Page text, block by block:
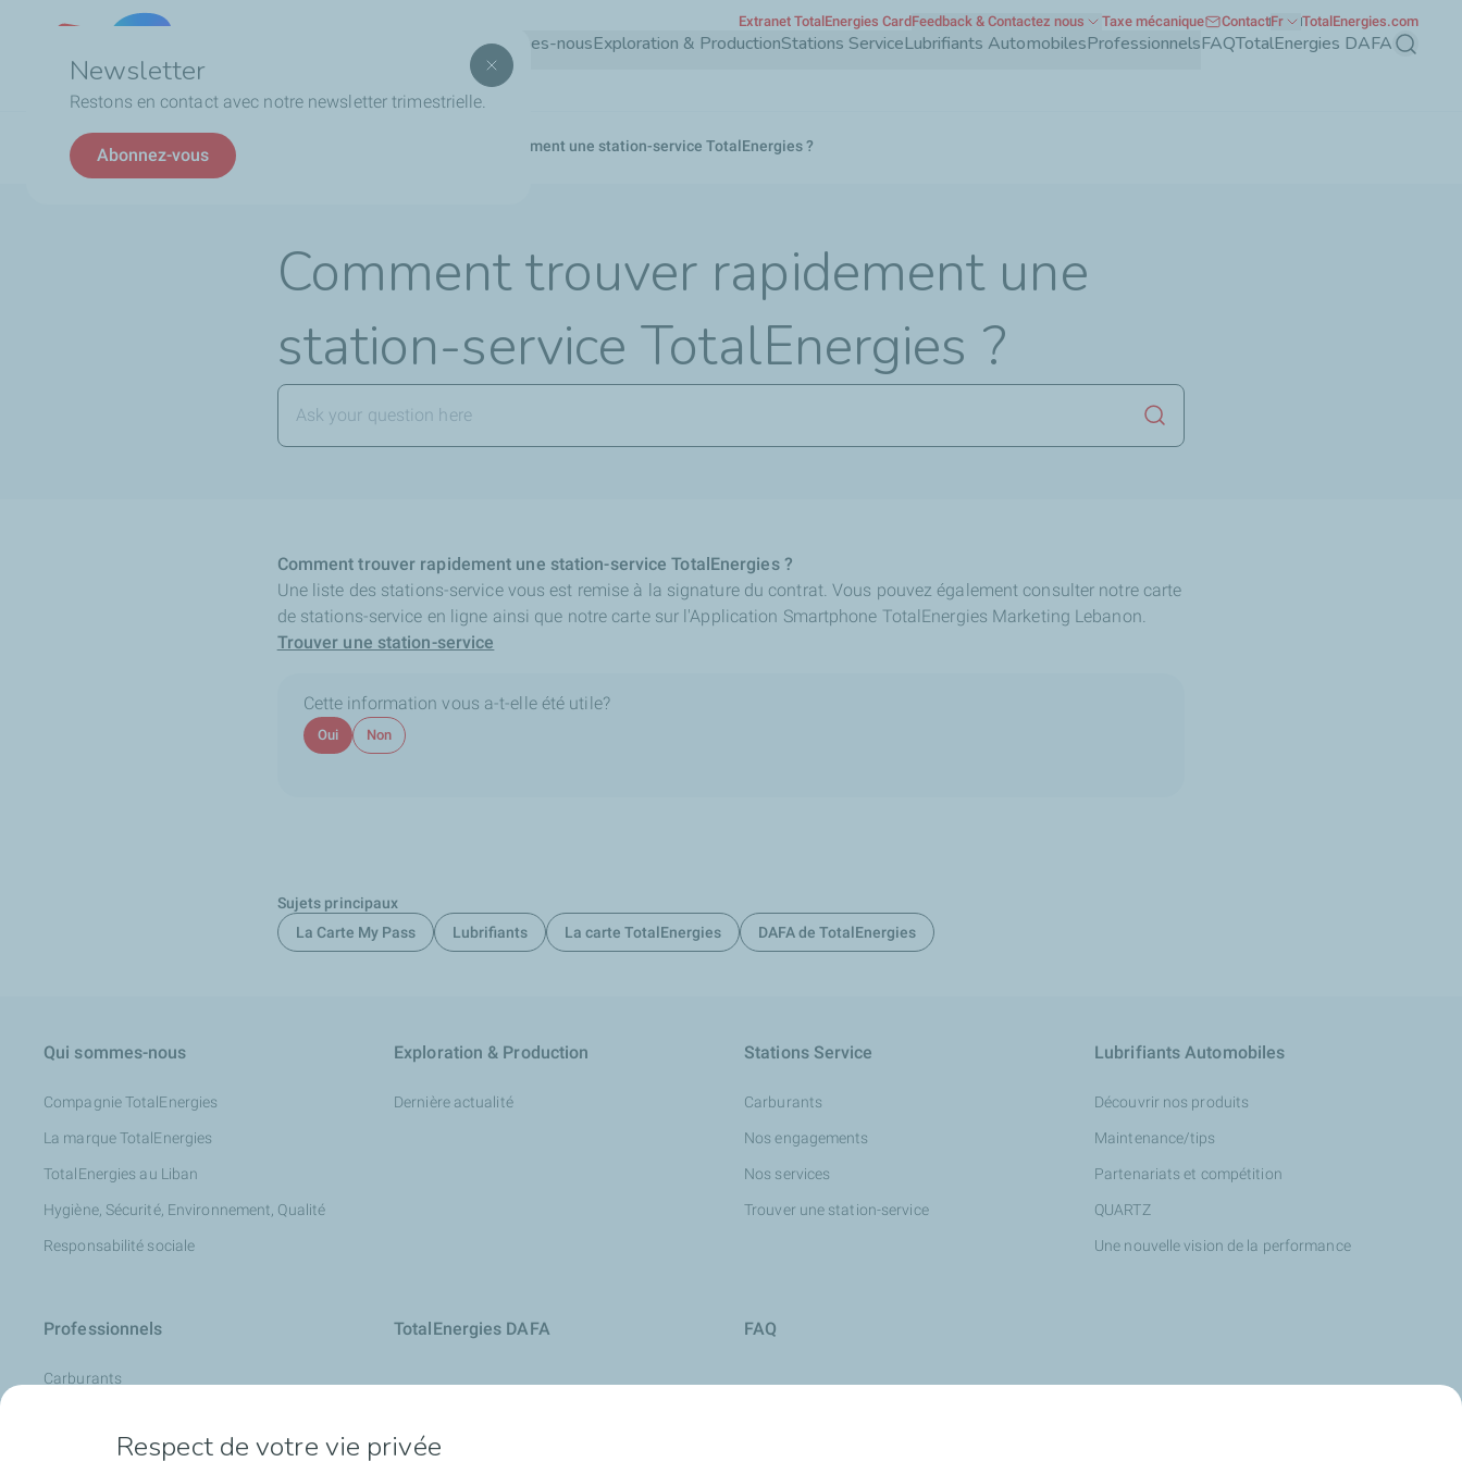
Aller
Newsletter
Restons en contact avec notre newsletter trimestrielle.
Abonnez-vous
Qui sommes-nousExploration & ProductionStations ServiceLubrifiants AutomobilesProfessionnelsFAQTotalEnergies DAFA
Extranet TotalEnergies CardFeedback & Contactez nous Taxe mécanique ContactFr TotalEnergies.com
d'Ariane
FAQ La carte TotalEnergies Comment trouver rapidement une station-service TotalEnergies ?
Comment trouver rapidement une
station-service TotalEnergies ?
Lancer la recherche
Comment trouver rapidement une station-service TotalEnergies ?
Une liste des stations-service vous est remise à la signature du contrat. Vous pouvez également consulter notre carte
de stations-service en ligne ainsi que notre carte sur l'Application Smartphone TotalEnergies Marketing Lebanon.​
Trouver une station-service
Cette information vous a-t-elle été utile?
Oui Non
Sujets principaux
La Carte My Pass
Lubrifiants La carte TotalEnergies DAFA de TotalEnergies
Qui sommes-nous
Compagnie TotalEnergies
La marque TotalEnergies
TotalEnergies au Liban
Hygiène, Sécurité, Environnement, Qualité
Responsabilité sociale
Exploration & Production
Dernière actualité
Stations Service
Carburants
Nos engagements
Nos services
Trouver une station-service
Lubrifiants Automobiles
Découvrir nos produits
Maintenance/tips
Partenariats et compétition
QUARTZ
Une nouvelle vision de la performance
Professionnels
Carburants
Analyse d’huile : LubAnac
TotalEnergies DAFA FAQ
Respect de votre vie privée